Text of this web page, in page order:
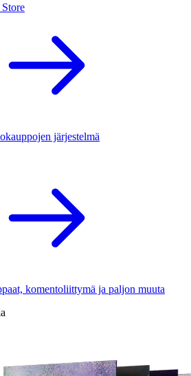
järjestelmä
komentoliittymä ja paljon muuta